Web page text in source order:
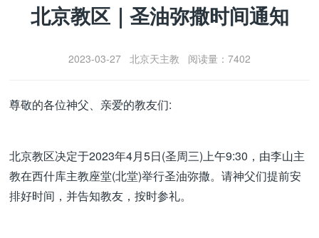
教区动态
服务中心
时事新闻
北京教区｜圣油弥撒时间通知
2023-03-27 北京天主教 阅读量：7402
尊敬的各位神父、亲爱的教友们:
北京教区决定于2023年4月5日(圣周三)上午9:30，由李山主
教在西什库主教座堂(北堂)举行圣油弥撒。请神父们提前安
排好时间，并告知教友，按时参礼。